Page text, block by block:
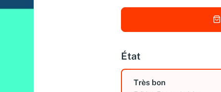
État
Très bon